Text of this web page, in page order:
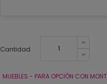
Cantidad
MUEBLES - PARA OPCIÓN CON